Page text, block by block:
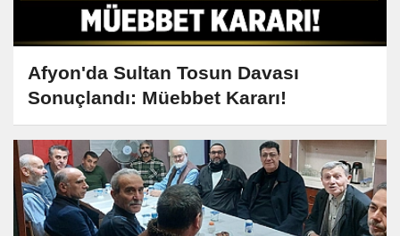
Afyon'da Sultan Tosun Davası
Sonuçlandı: Müebbet Kararı!